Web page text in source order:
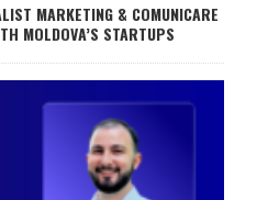
MARKETING & COMUNICARE
MOLDOVA’S STARTUPS